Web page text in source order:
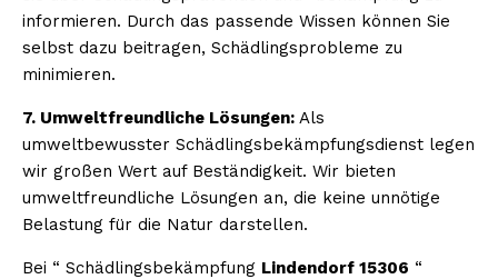
informieren. Durch das passende Wissen können Sie
selbst dazu beitragen, Schädlingsprobleme zu
minimieren.
7. Umweltfreundliche Lösungen: Als
umweltbewusster Schädlingsbekämpfungsdienst legen
wir großen Wert auf Beständigkeit. Wir bieten
umweltfreundliche Lösungen an, die keine unnötige
Belastung für die Natur darstellen.
Bei “ Schädlingsbekämpfung Lindendorf 15306 “